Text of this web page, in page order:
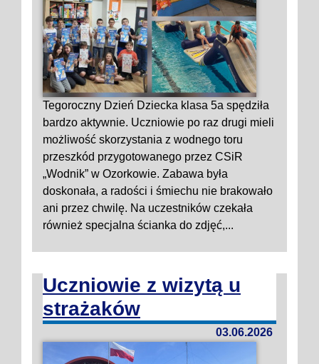
Tegoroczny Dzień Dziecka klasa 5a spędziła
bardzo aktywnie. Uczniowie po raz drugi mieli
możliwość skorzystania z wodnego toru
przeszkód przygotowanego przez CSiR
„Wodnik” w Ozorkowie. Zabawa była
doskonała, a radości i śmiechu nie brakowało
ani przez chwilę. Na uczestników czekała
również specjalna ścianka do zdjęć,...
Uczniowie z wizytą u
strażaków
03.06.2026